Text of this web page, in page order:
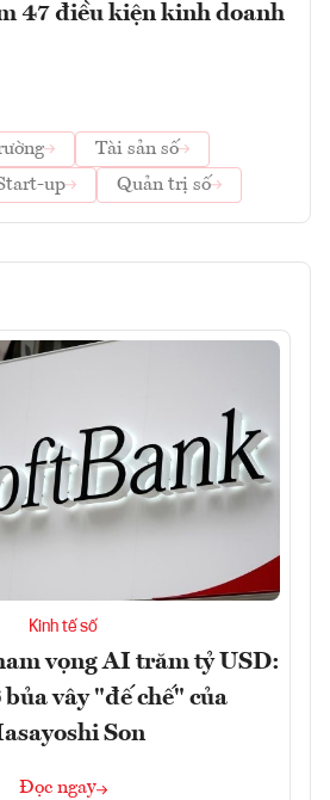
47 điều kiện kinh doanh
Tài sản số
up Quản trị số
Kinh tế số
vọng AI trăm tỷ USD:
vây "đế chế" của
Son
Đọc ngay